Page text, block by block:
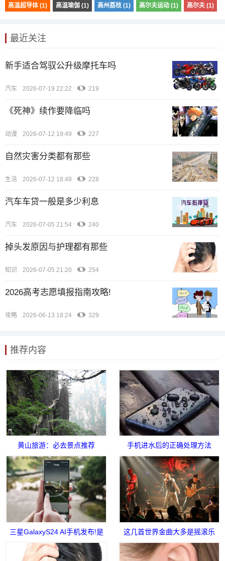
高温超导体 (1) 高温瑜伽 (1) 高州荔枝 (1) 高尔夫运动 (1) 高尔夫 (1)
最近关注
新手适合驾驭公升级摩托车吗
汽车 2026-07-19 22:22 219
《死神》续作要降临吗
动漫 2026-07-12 19:49 227
自然灾害分类都有那些
生活 2026-07-12 18:48 228
汽车车贷一般是多少利息
汽车 2026-07-05 21:54 240
掉头发原因与护理都有那些
知识 2026-07-05 21:20 254
2026高考志愿填报指南攻略!
攻略 2026-06-13 18:24 329
推荐内容
黄山旅游：必去景点推荐 手机进水后的正确处理方法
三星GalaxyS24 AI手机发布!是
这几首世界金曲大多是摇滚乐